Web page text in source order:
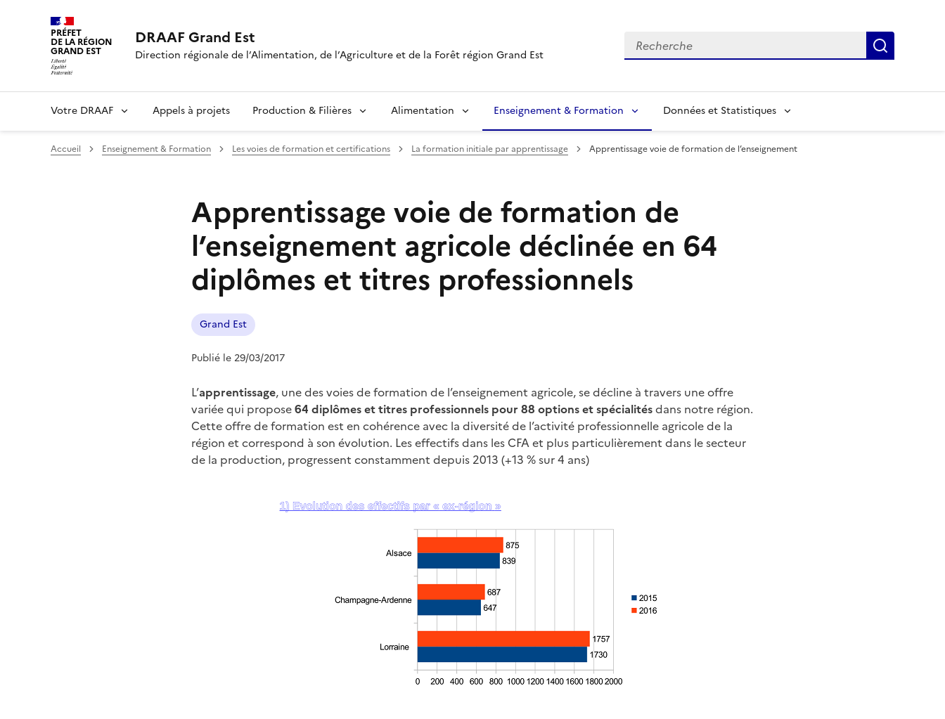
PRÉFET
DE LA RÉGION
GRAND EST
DRAAF Grand Est
Direction régionale de l’Alimentation, de l’Agriculture et de la Forêt région Grand Est
Recherche
Votre DRAAF Appels à projets Production & Filières Alimentation Enseignement & Formation Données et Statistiques
Accueil Enseignement & Formation Les voies de formation et certifications La formation initiale par apprentissage Apprentissage voie de formation de l’enseignement
Apprentissage voie de formation de
l’enseignement agricole déclinée en 64
diplômes et titres professionnels
Grand Est
Publié le 29/03/2017
L’apprentissage, une des voies de formation de l’enseignement agricole, se décline à travers une offre
variée qui propose64 diplômes et titres professionnels pour 88 options et spécialitésdans notre région.
Cette offre de formation est en cohérence avec la diversité de l’activité professionnelle agricole de la
région et correspond à son évolution. Les effectifs dans les CFA et plus particulièrement dans le secteur
de la production, progressent constamment depuis 2013 (+13 % sur 4 ans)